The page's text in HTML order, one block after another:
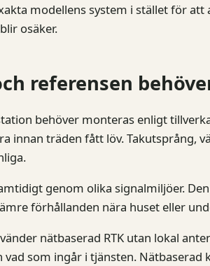
modellens system i stället för
osäker.
referensen
behöver monteras enligt
innan träden fått löv. Takutsprång,
genom olika signalmiljöer.
förhållanden nära huset eller
nätbaserad RTK utan lokal
som ingår i tjänsten.